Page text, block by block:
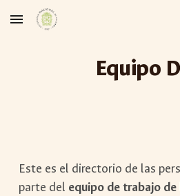
Skip to main content
Equipo
Este es el directorio de las
parte del equipo de trabajo